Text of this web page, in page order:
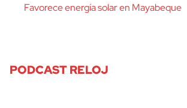
Favorece energía solar en Mayabeque
PODCAST RELOJ